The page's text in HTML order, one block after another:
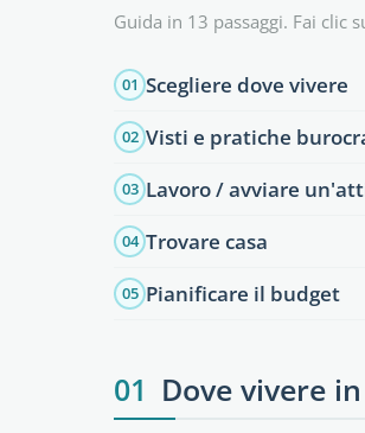
Guida in 13 passaggi. Fai clic
01 Scegliere dove vivere
02 Visti e pratiche
03 Lavoro / avviare
04 Trovare casa
05 Pianificare il budget
01 Dove vivere